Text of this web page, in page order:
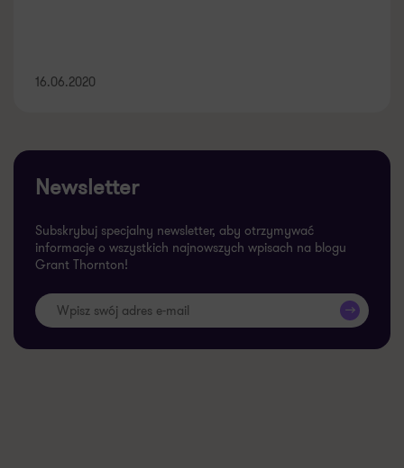
16.06.2020
Newsletter
Subskrybuj specjalny newsletter, aby otrzymywać
informacje o wszystkich najnowszych wpisach na blogu
Grant Thornton!
>>